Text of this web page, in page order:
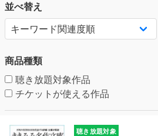
並べ替え
商品種類
聴き放題対象作品
チケットが使える作品
聴き放題対象